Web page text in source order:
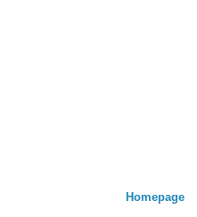
Homepage